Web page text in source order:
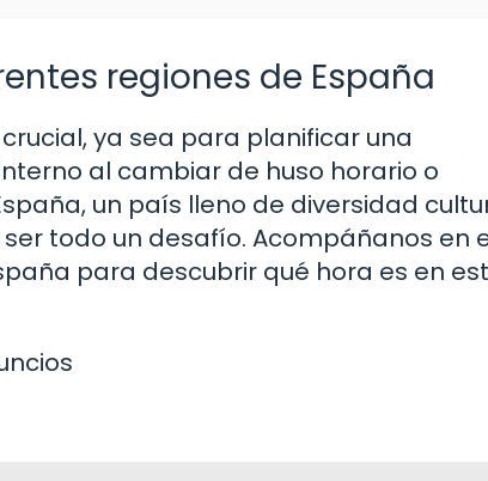
regiones de España
ya sea para planificar una
al cambiar de huso horario o
un país lleno de diversidad
todo un desafío. Acompáñanos en
para descubrir qué hora es en